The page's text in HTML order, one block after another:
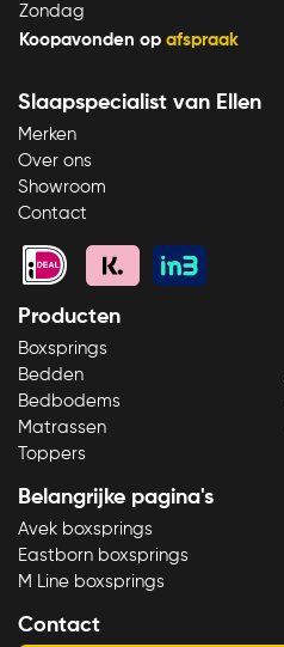
Zondag
Koopavonden op afspraak
Slaapspecialist van Ellen
Merken
Over ons
Showroom
Contact
Producten
Boxsprings
Bedden
Bedbodems
Matrassen
Toppers
Belangrijke pagina's
Avek boxsprings
Eastborn boxsprings
M Line boxsprings
Contact